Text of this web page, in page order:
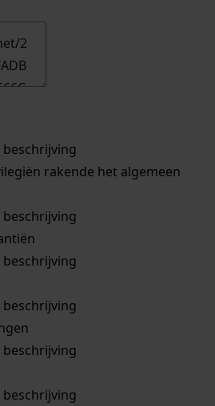
beschrijving
rakende het algemeen
beschrijving
beschrijving
beschrijving
beschrijving
beschrijving